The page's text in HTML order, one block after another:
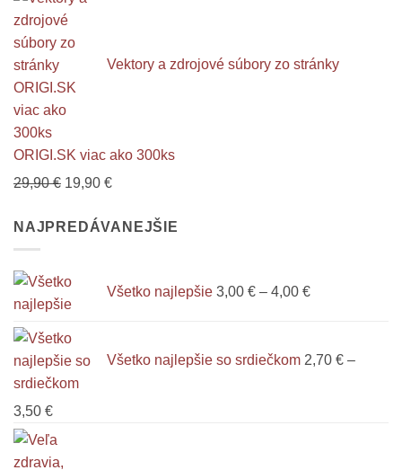
3,00 €
through
3,80 €
Vektory a zdrojové súbory zo stránky
ORIGI.SK viac ako 300ks
29,90€ Pôvodná
bola:
19,90 €Aktuálna
je:
NAJPREDÁVANEJŠIE
Všetko najlepšie 3,00 € – 4,00 €range:
4,00 €
Všetko najlepšie so srdiečkom 2,70 € –
3,50 €Price